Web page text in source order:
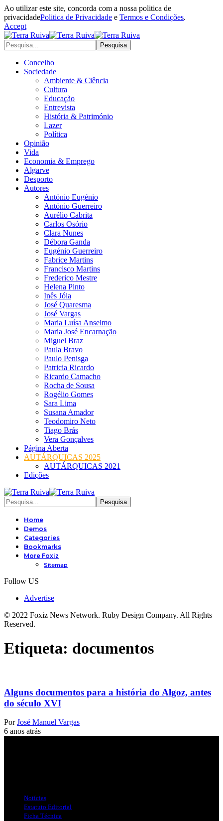
Ao utilizar este site, concorda com a nossa politica de
privacidadePolitica de Privacidade e Termos e Condições.
Accept
Concelho
Sociedade
Ambiente & Ciência
Cultura
Educação
Entrevista
História & Património
Lazer
Política
Opinião
Vida
Economia & Emprego
Algarve
Desporto
Autores
António Eugénio
António Guerreiro
Aurélio Cabrita
Carlos Osório
Clara Nunes
Débora Ganda
Eugénio Guerreiro
Fabrice Martins
Francisco Martins
Frederico Mestre
Helena Pinto
Inês Jóia
José Quaresma
José Vargas
Maria Luísa Anselmo
Maria José Encarnação
Miguel Braz
Paula Bravo
Paulo Penisga
Patricia Ricardo
Ricardo Camacho
Rocha de Sousa
Rogélio Gomes
Sara Lima
Susana Amador
Teodomiro Neto
Tiago Brás
Vera Gonçalves
Página Aberta
AUTÁRQUICAS 2025
AUTÁRQUICAS 2021
Edições
Home
Demos
Categories
Bookmarks
More Foxiz
Sitemap
Follow US
Advertise
© 2022 Foxiz News Network. Ruby Design Company. All Rights
Reserved.
Etiqueta: documentos
Alguns documentos para a história do Algoz, antes
do século XVI
Por José Manuel Vargas
6 anos atrás
Notícias
Estatuto Editorial
Ficha Técnica